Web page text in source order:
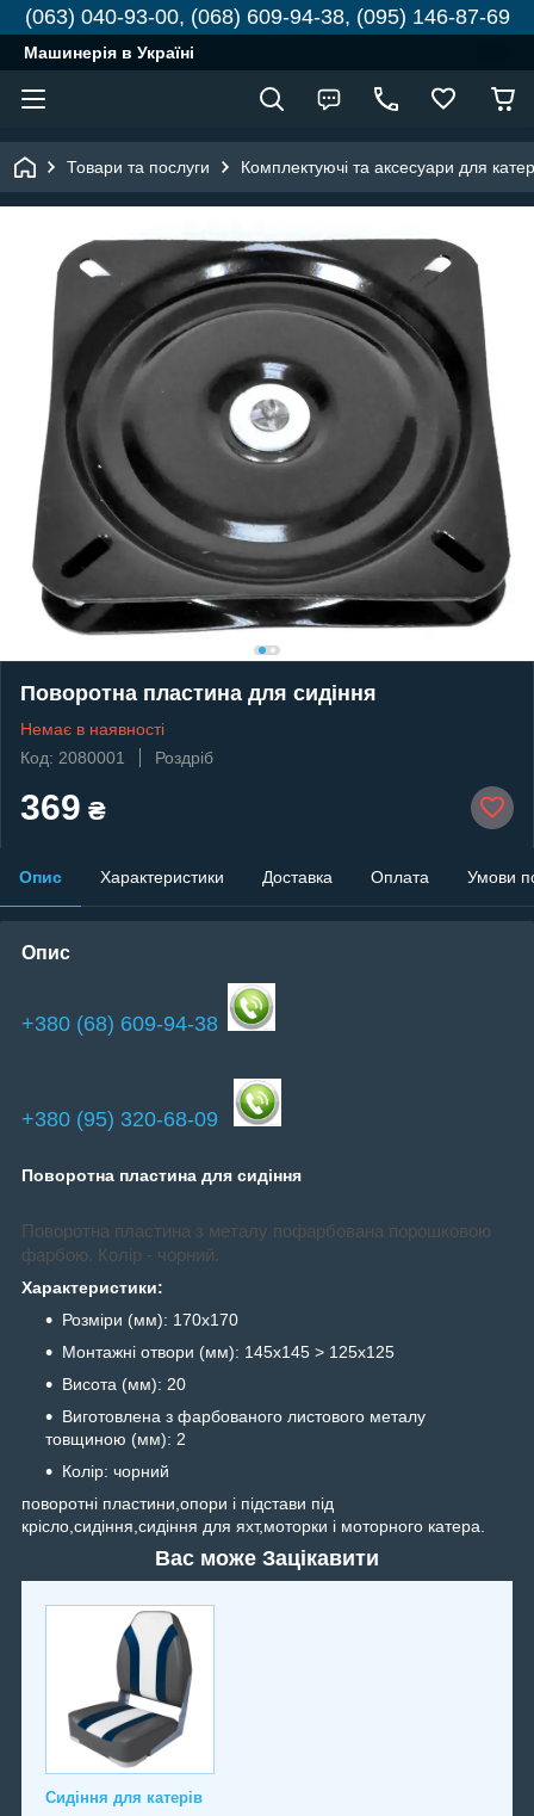
(063) 040-93-00, (068) 609-94-38, (095) 146-87-69
Машинерія в Україні
Товари та послуги Комплектуючі та аксесуари для
Поворотна пластина для сидіння
Немає в наявності
Код: 2080001
Роздріб
369 ₴
Опис Характеристики Доставка Оплата Умови
Опис
+380 (68) 609-94-38
+380 (95) 320-68-09
Поворотна пластина для сидіння
Поворотна пластина з металу пофарбована порошковою
фарбою. Колір - чорний.
Характеристики:
Розміри (мм): 170х170
Монтажні отвори (мм): 145х145 > 125х125
Висота (мм): 20
Виготовлена з фарбованого листового металу
товщиною (мм): 2
Колір: чорний
поворотні пластини,опори і підстави під
крісло,сидіння,сидіння для яхт,моторки і моторного катера.
Вас може Зацікавити
Сидіння для катерів